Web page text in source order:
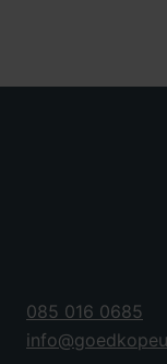
085 016 0685